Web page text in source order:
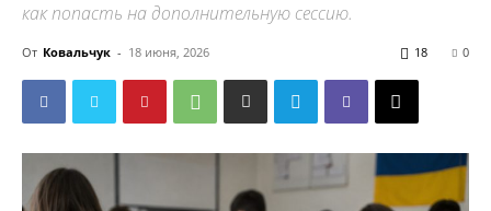
как попасть на дополнительную сессию.
От Ковальчук - 18 июня, 2026 0
18